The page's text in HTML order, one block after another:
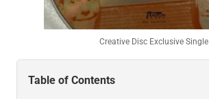
Creative Disc Exclusive Single
Table of Contents